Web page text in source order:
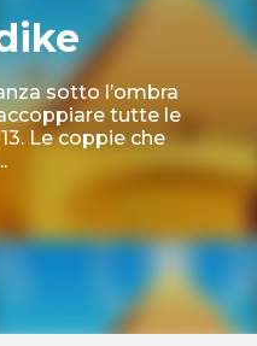
sotto l’ombra
tutte le
Le coppie che